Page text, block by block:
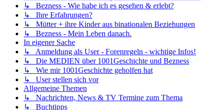
↳ Bezness - Wie habe ich es gesehen & erlebt?
↳ Ihre Erfahrungen?
↳ Mütter + ihre Kinder aus binationalen Beziehungen
↳ Bezness - Mein Leben danach.
In eigener Sache
↳ Anmeldung als User - Forenregeln - wichtige Infos!
↳ Die MEDIEN über 1001Geschichte und Bezness
↳ Wie mir 1001Geschichte geholfen hat
↳ User stellen sich vor
Allgemeine Themen
↳ Nachrichten, News & TV Termine zum Thema
↳ Buchtipps